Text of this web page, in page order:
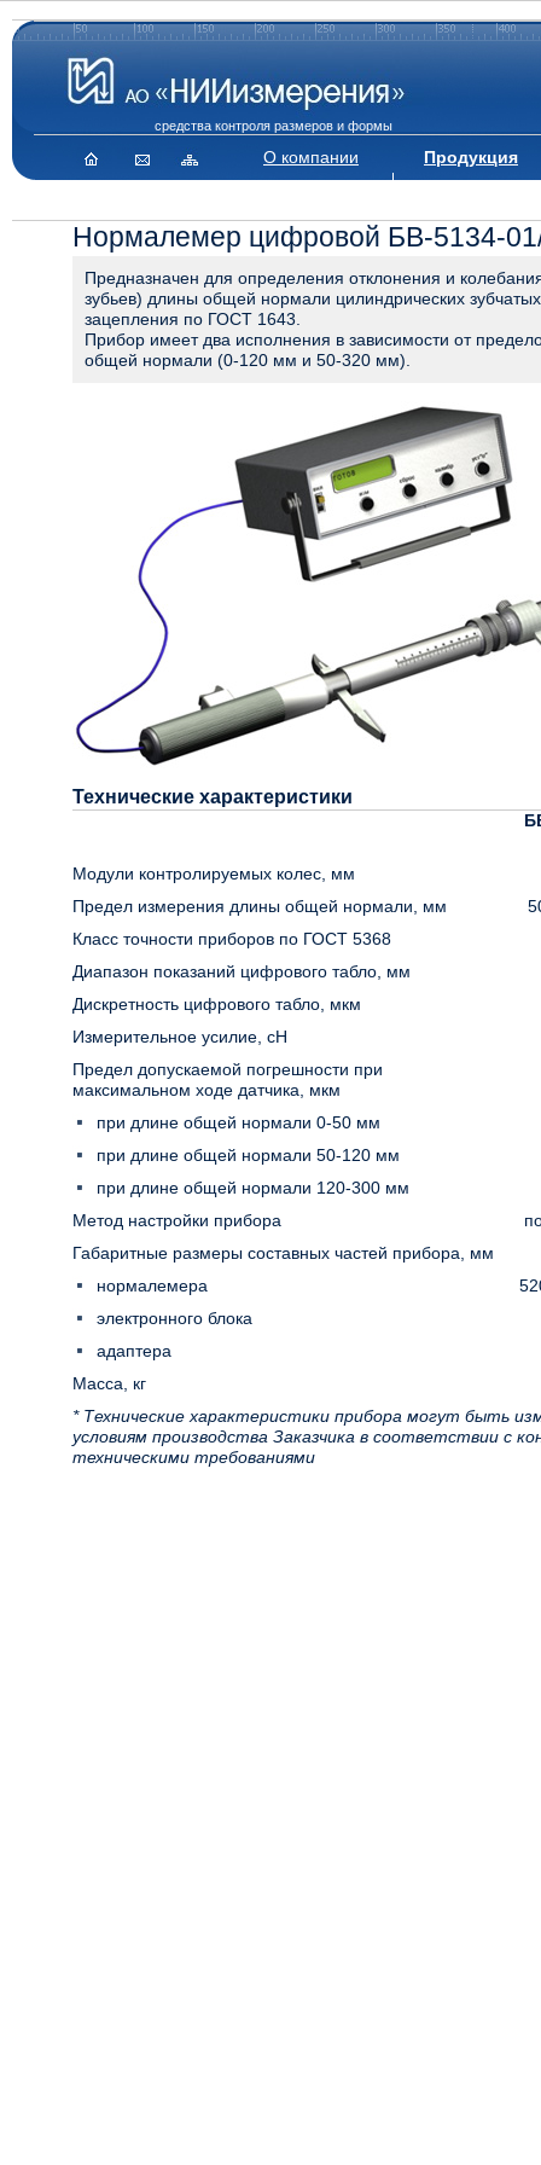
средства контроля размеров и формы
О компании Продукция
Нормалемер цифровой БВ-5134-
Предназначен для определения отклонения и
зубьев) длины общей нормали цилиндрических
зацепления по ГОСТ 1643.
Прибор имеет два исполнения в зависимости от
общей нормали (0-120 мм и 50-320 мм).
Технические характеристики
Модули контролируемых колес, мм
Предел измерения длины общей нормали, мм
Класс точности приборов по ГОСТ 5368
Диапазон показаний цифрового табло, мм
Дискретность цифрового табло, мкм
Измерительное усилие, сН
Предел допускаемой погрешности при
максимальном ходе датчика, мкм
при длине общей нормали 0-50 мм
при длине общей нормали 50-120 мм
при длине общей нормали 120-300 мм
Метод настройки прибора
Габаритные размеры составных частей прибора, мм
нормалемера
электронного блока
адаптера
Масса, кг
* Технические характеристики прибора могут быть
условиям производства Заказчика в соответствии с
техническими требованиями